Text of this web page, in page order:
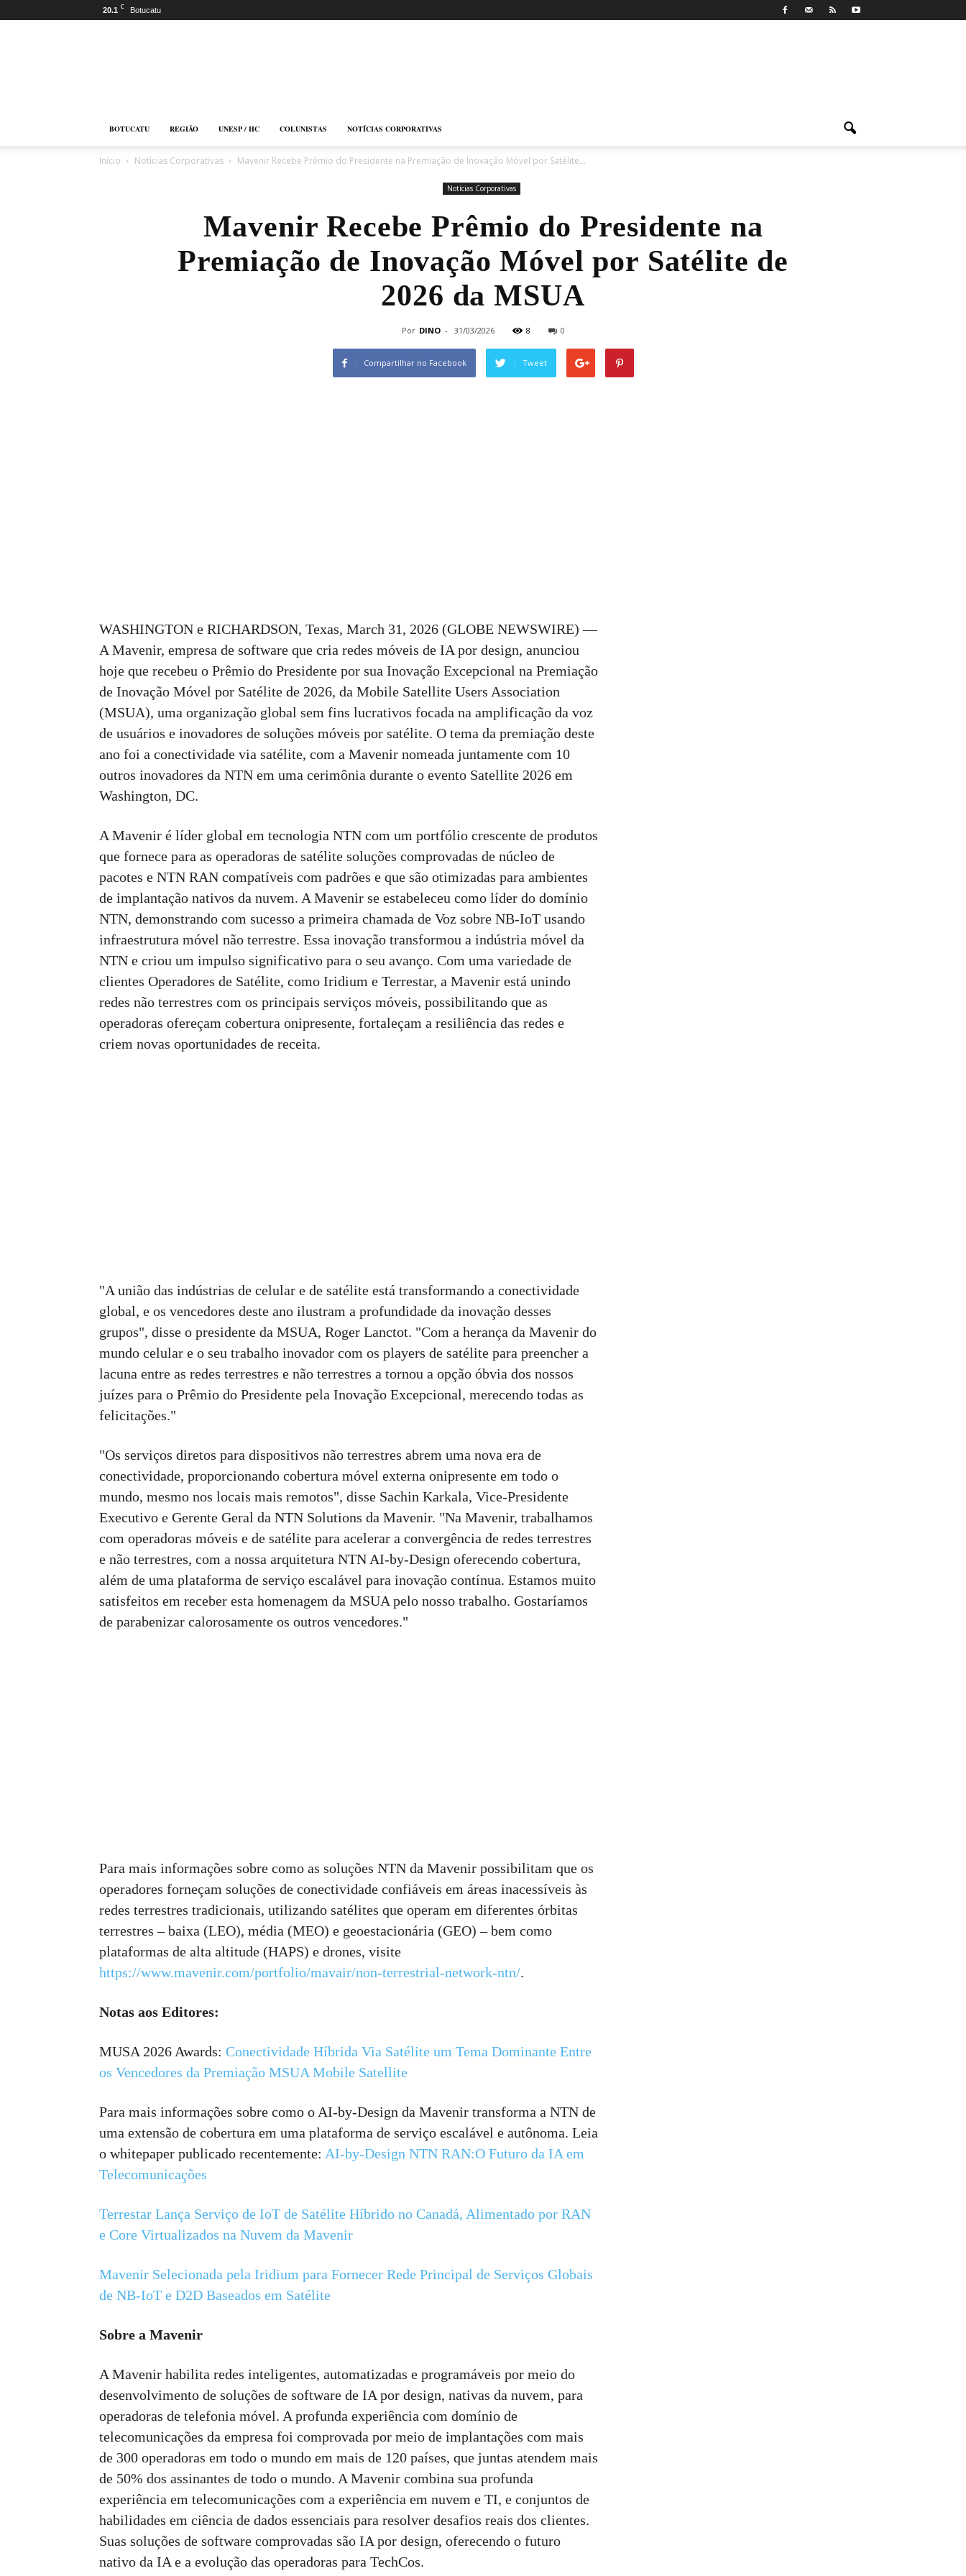
20.1 C Botucatu
BOTUCATU REGIÃO UNESP / HC COLUNISTAS NOTÍCIAS CORPORATIVAS
Início Notícias Corporativas Mavenir Recebe Prêmio do Presidente na Premiação de Inovação Móvel por Satélite...
Notícias Corporativas
Mavenir Recebe Prêmio do Presidente na
Premiação de Inovação Móvel por Satélite de
2026 da MSUA
Por DINO - 31/03/2026 8 0
Compartilhar no Facebook Tweet
WASHINGTON e RICHARDSON, Texas, March 31, 2026 (GLOBE NEWSWIRE) —
A Mavenir, empresa de software que cria redes móveis de IA por design, anunciou
hoje que recebeu o Prêmio do Presidente por sua Inovação Excepcional na Premiação
de Inovação Móvel por Satélite de 2026, da Mobile Satellite Users Association
(MSUA), uma organização global sem fins lucrativos focada na amplificação da voz
de usuários e inovadores de soluções móveis por satélite. O tema da premiação deste
ano foi a conectividade via satélite, com a Mavenir nomeada juntamente com 10
outros inovadores da NTN em uma cerimônia durante o evento Satellite 2026 em
Washington, DC.
A Mavenir é líder global em tecnologia NTN com um portfólio crescente de produtos
que fornece para as operadoras de satélite soluções comprovadas de núcleo de
pacotes e NTN RAN compatíveis com padrões e que são otimizadas para ambientes
de implantação nativos da nuvem. A Mavenir se estabeleceu como líder do domínio
NTN, demonstrando com sucesso a primeira chamada de Voz sobre NB-IoT usando
infraestrutura móvel não terrestre. Essa inovação transformou a indústria móvel da
NTN e criou um impulso significativo para o seu avanço. Com uma variedade de
clientes Operadores de Satélite, como Iridium e Terrestar, a Mavenir está unindo
redes não terrestres com os principais serviços móveis, possibilitando que as
operadoras ofereçam cobertura onipresente, fortaleçam a resiliência das redes e
criem novas oportunidades de receita.
"A união das indústrias de celular e de satélite está transformando a conectividade
global, e os vencedores deste ano ilustram a profundidade da inovação desses
grupos", disse o presidente da MSUA, Roger Lanctot. "Com a herança da Mavenir do
mundo celular e o seu trabalho inovador com os players de satélite para preencher a
lacuna entre as redes terrestres e não terrestres a tornou a opção óbvia dos nossos
juízes para o Prêmio do Presidente pela Inovação Excepcional, merecendo todas as
felicitações."
"Os serviços diretos para dispositivos não terrestres abrem uma nova era de
conectividade, proporcionando cobertura móvel externa onipresente em todo o
mundo, mesmo nos locais mais remotos", disse Sachin Karkala, Vice-Presidente
Executivo e Gerente Geral da NTN Solutions da Mavenir. "Na Mavenir, trabalhamos
com operadoras móveis e de satélite para acelerar a convergência de redes terrestres
e não terrestres, com a nossa arquitetura NTN AI-by-Design oferecendo cobertura,
além de uma plataforma de serviço escalável para inovação contínua. Estamos muito
satisfeitos em receber esta homenagem da MSUA pelo nosso trabalho. Gostaríamos
de parabenizar calorosamente os outros vencedores."
Para mais informações sobre como as soluções NTN da Mavenir possibilitam que os
operadores forneçam soluções de conectividade confiáveis em áreas inacessíveis às
redes terrestres tradicionais, utilizando satélites que operam em diferentes órbitas
terrestres – baixa (LEO), média (MEO) e geoestacionária (GEO) – bem como
plataformas de alta altitude (HAPS) e drones, visite
https://www.mavenir.com/portfolio/mavair/non-terrestrial-network-ntn/.
Notas aos Editores:
MUSA 2026 Awards: Conectividade Híbrida Via Satélite um Tema Dominante Entre
os Vencedores da Premiação MSUA Mobile Satellite
Para mais informações sobre como o AI-by-Design da Mavenir transforma a NTN de
uma extensão de cobertura em uma plataforma de serviço escalável e autônoma. Leia
o whitepaper publicado recentemente: AI-by-Design NTN RAN:O Futuro da IA em
Telecomunicações
Terrestar Lança Serviço de IoT de Satélite Híbrido no Canadá, Alimentado por RAN
e Core Virtualizados na Nuvem da Mavenir
Mavenir Selecionada pela Iridium para Fornecer Rede Principal de Serviços Globais
de NB-IoT e D2D Baseados em Satélite
Sobre a Mavenir
A Mavenir habilita redes inteligentes, automatizadas e programáveis por meio do
desenvolvimento de soluções de software de IA por design, nativas da nuvem, para
operadoras de telefonia móvel. A profunda experiência com domínio de
telecomunicações da empresa foi comprovada por meio de implantações com mais
de 300 operadoras em todo o mundo em mais de 120 países, que juntas atendem mais
de 50% dos assinantes de todo o mundo. A Mavenir combina sua profunda
experiência em telecomunicações com a experiência em nuvem e TI, e conjuntos de
habilidades em ciência de dados essenciais para resolver desafios reais dos clientes.
Suas soluções de software comprovadas são IA por design, oferecendo o futuro
nativo da IA e a evolução das operadoras para TechCos.